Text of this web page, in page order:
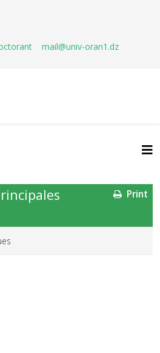
mail@univ-oran1.dz
Print